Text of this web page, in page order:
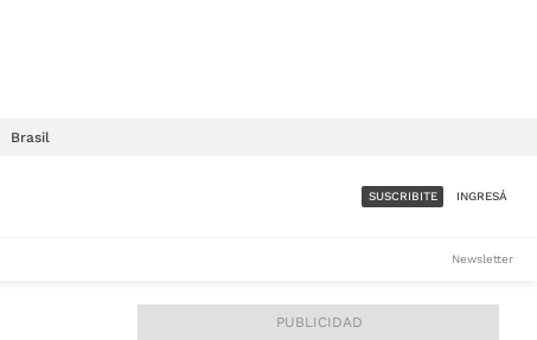
Brasil
ACCESO FULL - $1.800/MES
SUSCRIBITE INGRESÁ
Newsletter